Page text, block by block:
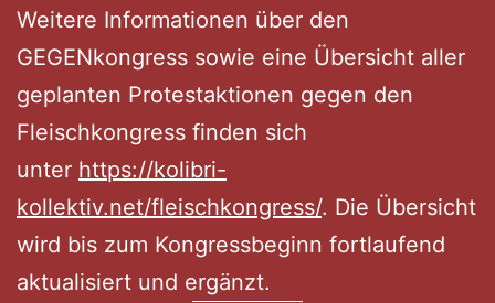
Weitere Informationen über den
GEGENkongress sowie eine Übersicht aller
geplanten Protestaktionen gegen den
Fleischkongress finden sich
unter https://kolibri-
kollektiv.net/fleischkongress/. Die Übersicht
wird bis zum Kongressbeginn fortlaufend
aktualisiert und ergänzt.